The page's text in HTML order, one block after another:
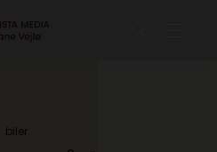
biler